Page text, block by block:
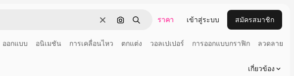
ชัดเจนค้นหาตามรูปภาพ
ค้นหา ราคา เข้าสู่ระบบ สมัครสมาชิก
ออกแบบ อนิเมชัน การเคลื่อนไหว ตกแต่ง วอลเปเปอร์ การออกแบบกราฟิก ลวดลาย
เกี่ยวข้อง